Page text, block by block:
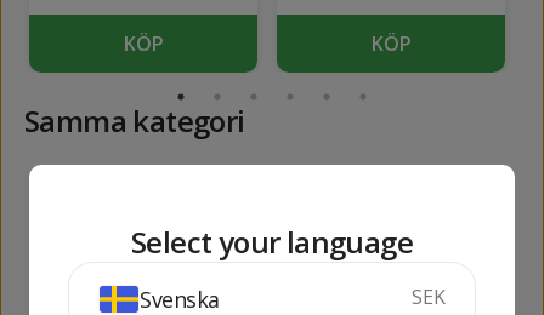
KÖP KÖP
Samma kategori
Select your language
Svenska SEK